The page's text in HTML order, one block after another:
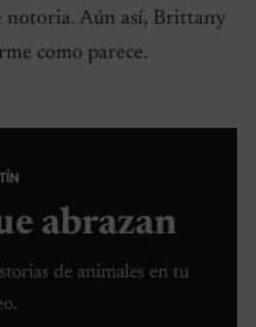
notoria. Aún así, Brittany
como parece.
abrazan
de animales en tu